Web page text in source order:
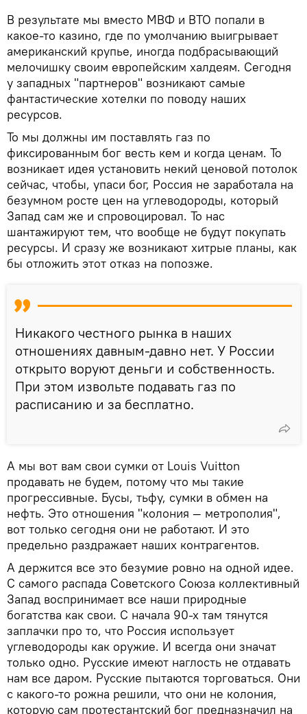
В результате мы вместо МВФ и ВТО попали в
какое-то казино, где по умолчанию выигрывает
американский крупье, иногда подбрасывающий
мелочишку своим европейским халдеям. Сегодня
у западных "партнеров" возникают самые
фантастические хотелки по поводу наших
ресурсов.
То мы должны им поставлять газ по
фиксированным бог весть кем и когда ценам. То
возникает идея установить некий ценовой потолок
сейчас, чтобы, упаси бог, Россия не заработала на
безумном росте цен на углеводороды, который
Запад сам же и спровоцировал. То нас
шантажируют тем, что вообще не будут покупать
ресурсы. И сразу же возникают хитрые планы, как
бы отложить этот отказ на попозже.
Никакого честного рынка в наших
отношениях давным-давно нет. У России
открыто воруют деньги и собственность.
При этом извольте подавать газ по
расписанию и за бесплатно.
А мы вот вам свои сумки от Louis Vuitton
продавать не будем, потому что мы такие
прогрессивные. Бусы, тьфу, сумки в обмен на
нефть. Это отношения "колония — метрополия",
вот только сегодня они не работают. И это
предельно раздражает наших контрагентов.
А держится все это безумие ровно на одной идее.
С самого распада Советского Союза коллективный
Запад воспринимает все наши природные
богатства как свои. С начала 90-х там тянутся
заплачки про то, что Россия использует
углеводороды как оружие. И всегда они значат
только одно. Русские имеют наглость не отдавать
нам все даром. Русские пытаются торговаться. Они
с какого-то рожна решили, что они не колония,
которую сам протестантский бог предназначил на